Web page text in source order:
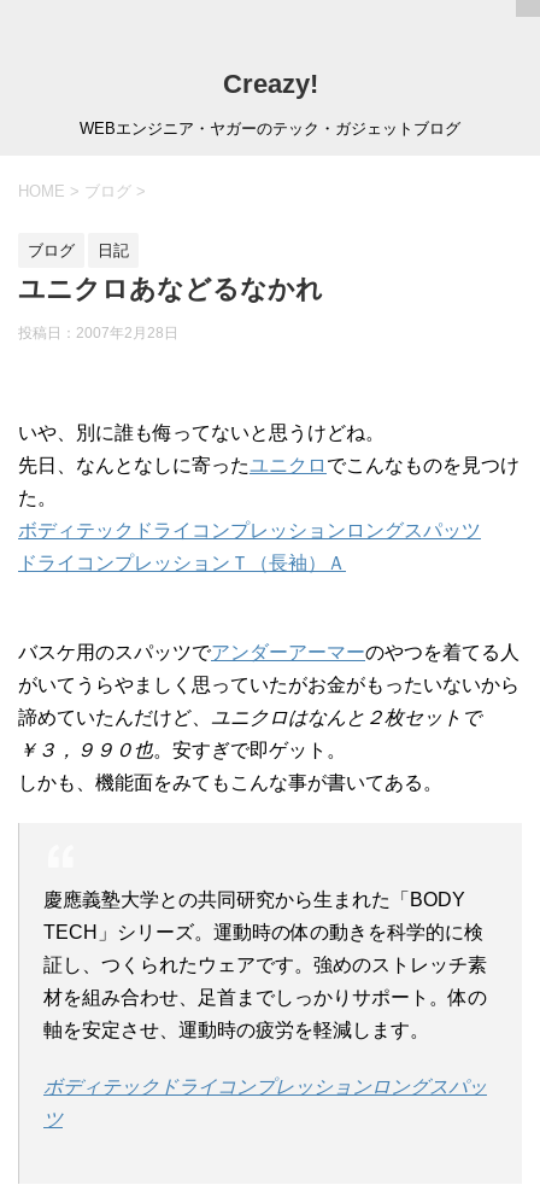
Creazy!
WEBエンジニア・ヤガーのテック・ガジェットブログ
HOME > ブログ >
ブログ 日記
ユニクロあなどるなかれ
投稿日： 2007年2月28日
いや、別に誰も侮ってないと思うけどね。
先日、なんとなしに寄ったユニクロ でこんなものを見つけ
た。
ボディテックドライコンプレッションロングスパッツ
ドライコンプレッションＴ（長袖）Ａ
バスケ用のスパッツでアンダーアーマーのやつを着てる人
がいてうらやましく思っていたがお金がもったいないから
諦めていたんだけど、 ユニクロはなんと２枚セットで
￥３，９９０也。安すぎで即ゲット。
しかも、機能面をみてもこんな事が書いてある。
慶應義塾大学との共同研究から生まれた「BODY
TECH」シリーズ。運動時の体の動きを科学的に検
証し、つくられたウェアです。強めのストレッチ素
材を組み合わせ、足首までしっかりサポート。体の
軸を安定させ、運動時の疲労を軽減します。
ボディテックドライコンプレッションロングスパッ
ツ